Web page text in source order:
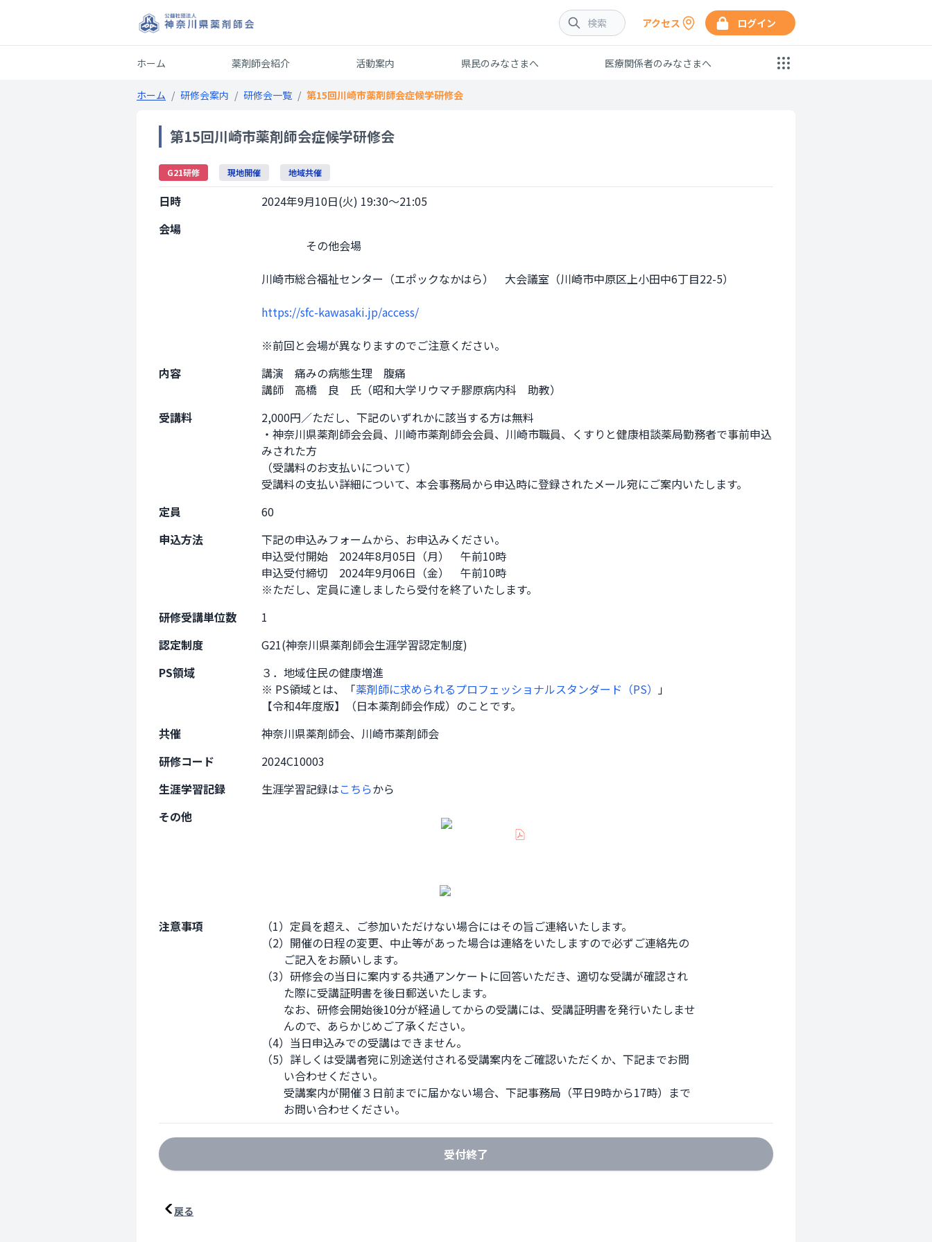
アクセス ログイン
ホーム 薬剤師会紹介 活動案内 県民のみなさまへ 医療関係者のみなさまへ
ホーム / 研修会案内 / 研修会一覧 / 第15回川崎市薬剤師会症候学研修会
第15回川崎市薬剤師会症候学研修会
G21研修 現地開催 地域共催
日時
2024年9月10日(火) 19:30～21:05
会場
川崎市総合福祉センター（エポックなかはら）　大会議室（川崎市中原区上小田中6丁目22-5）
https://sfc-kawasaki.jp/access/
※前回と会場が異なりますのでご注意ください。
内容
講演　痛みの病態生理　腹痛
講師　高橋　良　氏（昭和大学リウマチ膠原病内科　助教）
受講料
2,000円／ただし、下記のいずれかに該当する方は無料
・神奈川県薬剤師会会員、川崎市薬剤師会会員、川崎市職員、くすりと健康相談薬局勤務者で事前申込
みされた方
（受講料のお支払いについて）
受講料の支払い詳細について、本会事務局から申込時に登録されたメール宛にご案内いたします。
定員
60
申込方法
下記の申込みフォームから、お申込みください。
申込受付開始　2024年8月05日（月）　午前10時
申込受付締切　2024年9月06日（金）　午前10時
※ただし、定員に達しましたら受付を終了いたします。
研修受講単位数
1
認定制度
G21(神奈川県薬剤師会生涯学習認定制度)
PS領域
３．地域住民の健康増進
※ PS領域とは、「薬剤師に求められるプロフェッショナルスタンダード（PS） 」
【令和4年度版】（日本薬剤師会作成）のことです。
共催
神奈川県薬剤師会、川崎市薬剤師会
研修コード
2024C10003
生涯学習記録
生涯学習記録はこちらから
その他
注意事項
（1）定員を超え、ご参加いただけない場合にはその旨ご連絡いたします。
（2）開催の日程の変更、中止等があった場合は連絡をいたしますので必ずご連絡先の
ご記入をお願いします。
（3）研修会の当日に案内する共通アンケートに回答いただき、適切な受講が確認され
た際に受講証明書を後日郵送いたします。
なお、研修会開始後10分が経過してからの受講には、受講証明書を発行いたしませ
んので、あらかじめご了承ください。
（4）当日申込みでの受講はできません。
（5）詳しくは受講者宛に別途送付される受講案内をご確認いただくか、下記までお問
い合わせください。
受講案内が開催３日前までに届かない場合、下記事務局（平日9時から17時）まで
お問い合わせください。
受付終了
戻る